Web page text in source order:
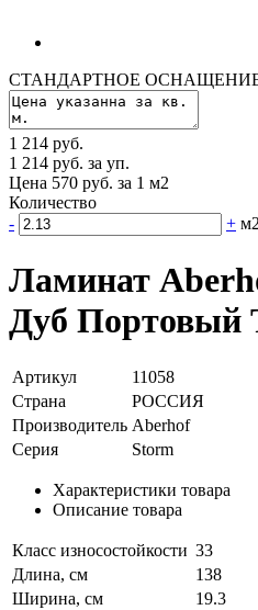
СТАНДАРТНОЕ
1 214 руб.
1 214 руб. за уп.
Цена 570 руб. за 1 м2
Количество
-
+ м2
Ламинат
Дуб Портовый
Артикул
11058
Страна
РОССИЯ
Производитель Aberhof
Серия
Storm
Характеристики товара
Описание товара
Класс износостойкости 33
Длина, см
138
Ширина, см
19.3